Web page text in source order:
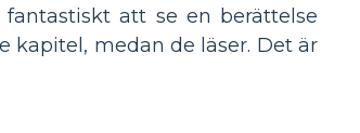
att se en berättelse
kapitel, medan de läser. Det är